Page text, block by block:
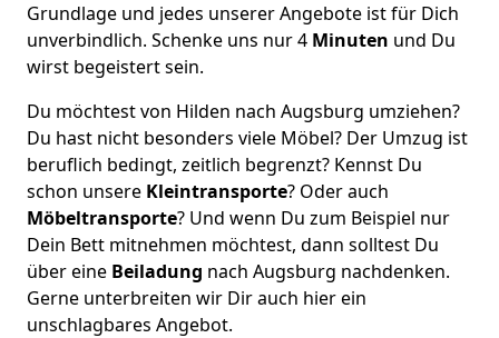
Grundlage und jedes unserer Angebote ist für Dich
unverbindlich. Schenke uns nur 4 Minuten und Du
wirst begeistert sein.
Du möchtest von Hilden nach Augsburg umziehen?
Du hast nicht besonders viele Möbel? Der Umzug ist
beruflich bedingt, zeitlich begrenzt? Kennst Du
schon unsere Kleintransporte? Oder auch
Möbeltransporte? Und wenn Du zum Beispiel nur
Dein Bett mitnehmen möchtest, dann solltest Du
über eine Beiladung nach Augsburg nachdenken.
Gerne unterbreiten wir Dir auch hier ein
unschlagbares Angebot.